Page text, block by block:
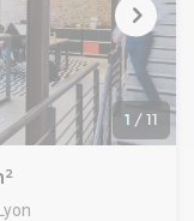
1 / 11